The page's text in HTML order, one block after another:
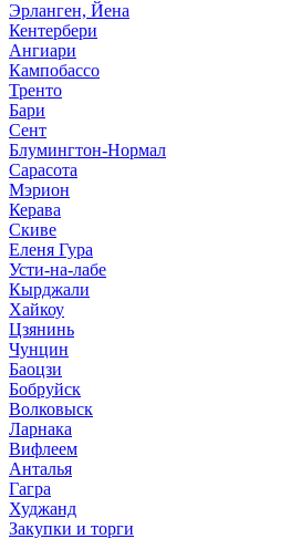
Эрланген, Йена
Кентербери
Ангиари
Кампобассо
Тренто
Бари
Сент
Блумингтон-Нормал
Сарасота
Мэрион
Керава
Скиве
Еленя Гура
Усти-на-лабе
Кырджали
Хайкоу
Цзянинь
Чунцин
Баоцзи
Бобруйск
Волковыск
Ларнака
Вифлеем
Анталья
Гагра
Худжанд
Закупки и торги